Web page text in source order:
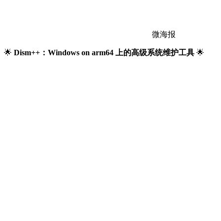
微海报
🌟 Dism++：Windows on arm64 上的高级系统维护工具 🌟